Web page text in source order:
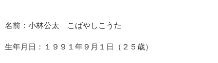
名前：小林公太 こばやしこうた
生年月日：１９９１年９月１日（２５歳）